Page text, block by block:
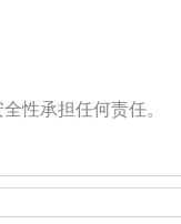
性承担任何责任。